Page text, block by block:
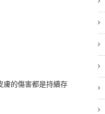
膚的傷害都是持續存